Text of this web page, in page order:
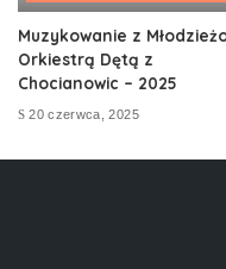
Muzykowanie z
Orkiestrą Dętą z
Chocianowic – 2025
20 czerwca, 2025